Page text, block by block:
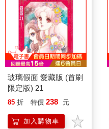
玻璃假面 愛藏版 (首刷
限定版) 21
85 折 特價 238 元
加入購物車